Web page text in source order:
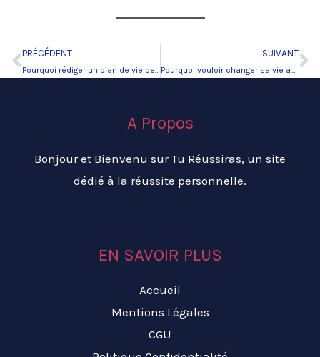
Précédent
PRÉCÉDENT
Pourquoi rédiger un plan de vie personnel ?
SUIVANT
Pourquoi vouloir changer sa vie aujourd’hui ?
A Propos
Bonjour et Bienvenu sur Tu Réussiras, un site
dédié à la réussite personnelle.
EN SAVOIR PLUS
Accueil
Mentions Légales
CGU